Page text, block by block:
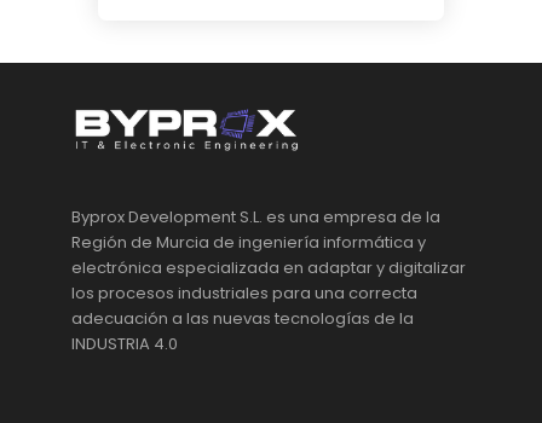
Byprox Development S.L. es una empresa de la
Región de Murcia de ingeniería informática y
electrónica especializada en adaptar y digitalizar
los procesos industriales para una correcta
adecuación a las nuevas tecnologías de la
INDUSTRIA 4.0